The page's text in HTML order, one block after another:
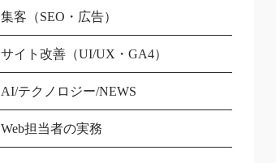
集客（SEO・広告）
サイト改善（UI/UX・GA4）
AI/テクノロジー/NEWS
Web担当者の実務